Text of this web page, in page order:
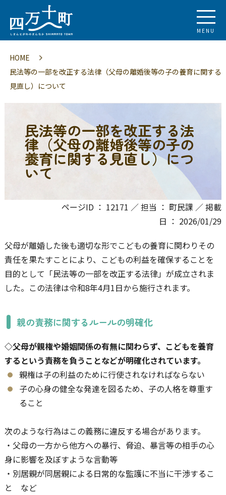
MENU
HOME
民法等の一部を改正する法律（父母の離婚後等の子の養育に関する
見直し）について
民法等の一部を改正する法
律（父母の離婚後等の子の
養育に関する見直し）につ
いて
ページID ： 12171 ／ 担当 ： 町民課 ／ 掲載
日 ： 2026/01/29
父母が離婚した後も適切な形でこどもの養育に関わりその
責任を果たすことにより、こどもの利益を確保することを
目的として「民法等の一部を改正する法律」が成立されま
した。この法律は令和8年4月1日から施行されます。
親の責務に関するルールの明確化
◇父母が親権や婚姻関係の有無に関わらず、こどもを養育
するという責務を負うことなどが明確化されています。
親権は子の利益のために行使されなければならない
子の心身の健全な発達を図るため、子の人格を尊重す
ること
次のような行為はこの義務に違反する場合があります。
・父母の一方から他方への暴行、脅迫、暴言等の相手の心
身に影響を及ぼすような言動等
・別居親が同居親による日常的な監護に不当に干渉するこ
と など